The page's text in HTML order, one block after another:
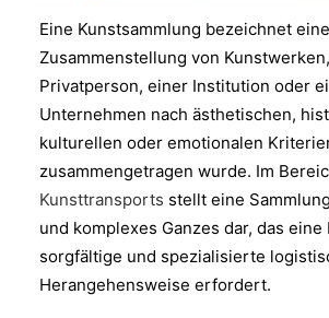
Eine Kunstsammlung bezeichnet
Zusammenstellung von
Privatperson, einer Institution oder
Unternehmen nach ästhetischen,
kulturellen oder emotionalen
zusammengetragen wurde. Im
Kunsttransports stellt eine
und komplexes Ganzes dar, das
sorgfältige und spezialisierte
Herangehensweise erfordert.